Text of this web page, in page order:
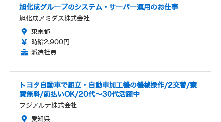
旭化成グループのシステム・サーバー運用のお仕事
旭化成アミダス株式会社
東京都
時給2,900円
派遣社員
トヨタ自動車で組立・自動車加工機の機械操作/2交替/寮
費無料/前払いOK/20代～30代活躍中
フジアルテ株式会社
愛知県